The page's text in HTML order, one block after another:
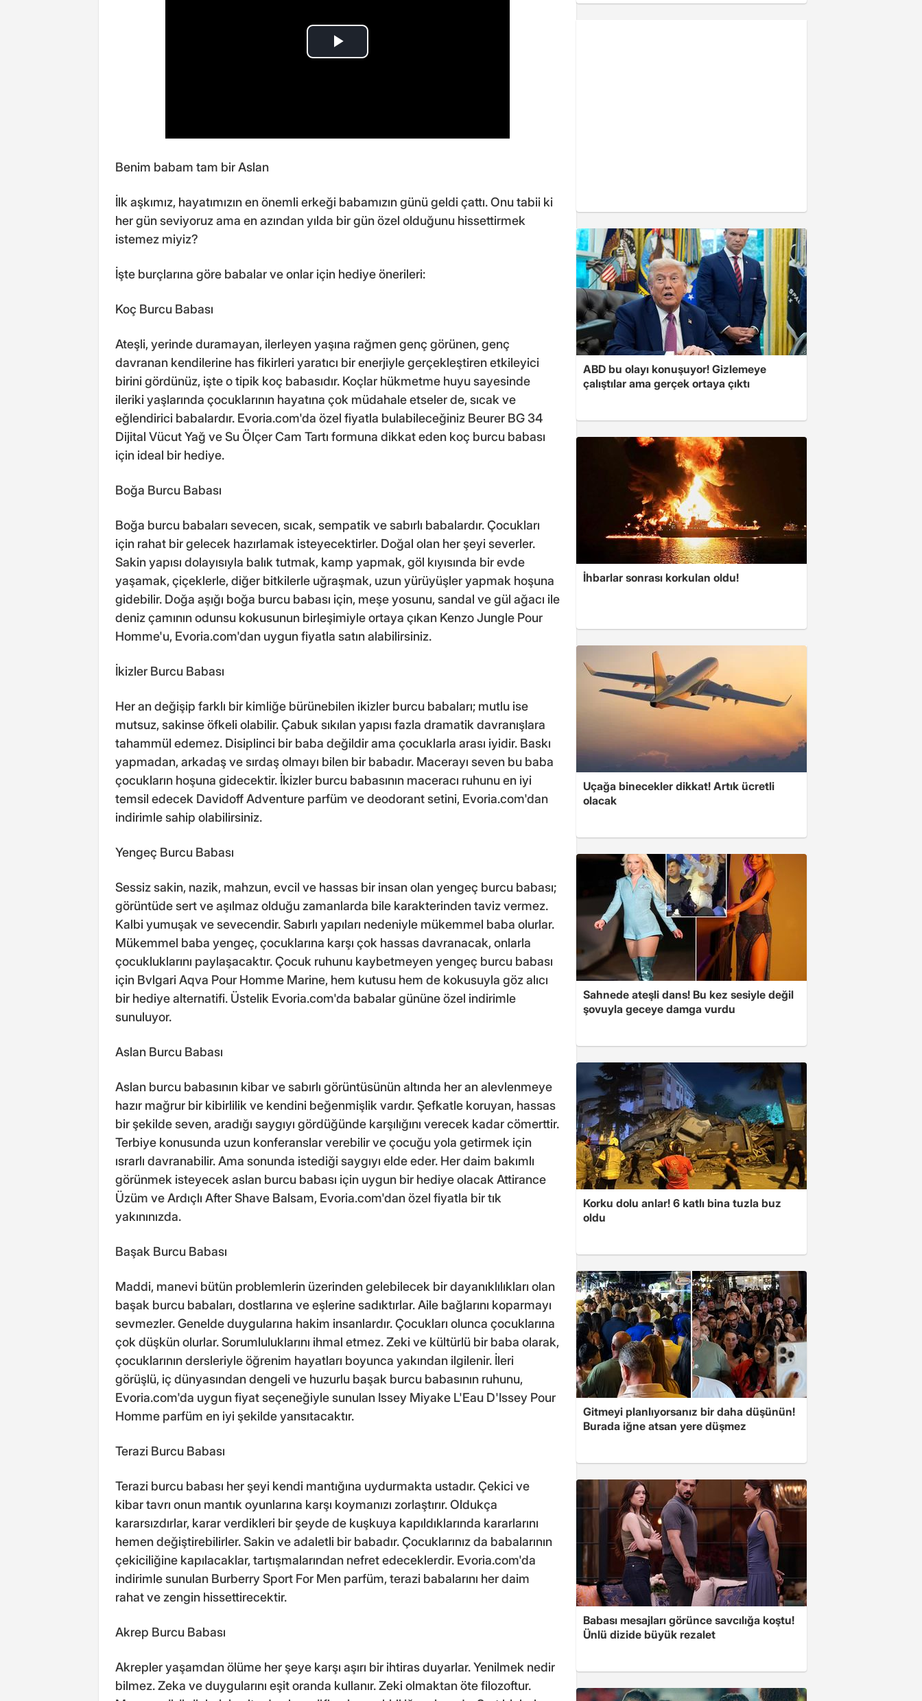
Benim babam tam bir Aslan
İlk aşkımız, hayatımızın en önemli erkeği babamızın günü geldi çattı. Onu tabii ki
her gün seviyoruz ama en azından yılda bir gün özel olduğunu hissettirmek
istemez miyiz?
İşte burçlarına göre babalar ve onlar için hediye önerileri:
Koç Burcu Babası
Ateşli, yerinde duramayan, ilerleyen yaşına rağmen genç görünen, genç
davranan kendilerine has fikirleri yaratıcı bir enerjiyle gerçekleştiren etkileyici
birini gördünüz, işte o tipik koç babasıdır. Koçlar hükmetme huyu sayesinde
ileriki yaşlarında çocuklarının hayatına çok müdahale etseler de, sıcak ve
eğlendirici babalardır. Evoria.com'da özel fiyatla bulabileceğiniz Beurer BG 34
Dijital Vücut Yağ ve Su Ölçer Cam Tartı formuna dikkat eden koç burcu babası
için ideal bir hediye.
Boğa Burcu Babası
Boğa burcu babaları sevecen, sıcak, sempatik ve sabırlı babalardır. Çocukları
için rahat bir gelecek hazırlamak isteyecektirler. Doğal olan her şeyi severler.
Sakin yapısı dolayısıyla balık tutmak, kamp yapmak, göl kıyısında bir evde
yaşamak, çiçeklerle, diğer bitkilerle uğraşmak, uzun yürüyüşler yapmak hoşuna
gidebilir. Doğa aşığı boğa burcu babası için, meşe yosunu, sandal ve gül ağacı ile
deniz çamının odunsu kokusunun birleşimiyle ortaya çıkan Kenzo Jungle Pour
Homme'u, Evoria.com'dan uygun fiyatla satın alabilirsiniz.
İkizler Burcu Babası
Her an değişip farklı bir kimliğe bürünebilen ikizler burcu babaları; mutlu ise
mutsuz, sakinse öfkeli olabilir. Çabuk sıkılan yapısı fazla dramatik davranışlara
tahammül edemez. Disiplinci bir baba değildir ama çocuklarla arası iyidir. Baskı
yapmadan, arkadaş ve sırdaş olmayı bilen bir babadır. Macerayı seven bu baba
çocukların hoşuna gidecektir. İkizler burcu babasının maceracı ruhunu en iyi
temsil edecek Davidoff Adventure parfüm ve deodorant setini, Evoria.com'dan
indirimle sahip olabilirsiniz.
Yengeç Burcu Babası
Sessiz sakin, nazik, mahzun, evcil ve hassas bir insan olan yengeç burcu babası;
görüntüde sert ve aşılmaz olduğu zamanlarda bile karakterinden taviz vermez.
Kalbi yumuşak ve sevecendir. Sabırlı yapıları nedeniyle mükemmel baba olurlar.
Mükemmel baba yengeç, çocuklarına karşı çok hassas davranacak, onlarla
çocukluklarını paylaşacaktır. Çocuk ruhunu kaybetmeyen yengeç burcu babası
için Bvlgari Aqva Pour Homme Marine, hem kutusu hem de kokusuyla göz alıcı
bir hediye alternatifi. Üstelik Evoria.com'da babalar gününe özel indirimle
sunuluyor.
Aslan Burcu Babası
Aslan burcu babasının kibar ve sabırlı görüntüsünün altında her an alevlenmeye
hazır mağrur bir kibirlilik ve kendini beğenmişlik vardır. Şefkatle koruyan, hassas
bir şekilde seven, aradığı saygıyı gördüğünde karşılığını verecek kadar cömerttir.
Terbiye konusunda uzun konferanslar verebilir ve çocuğu yola getirmek için
ısrarlı davranabilir. Ama sonunda istediği saygıyı elde eder. Her daim bakımlı
görünmek isteyecek aslan burcu babası için uygun bir hediye olacak Attirance
Üzüm ve Ardıçlı After Shave Balsam, Evoria.com'dan özel fiyatla bir tık
yakınınızda.
Başak Burcu Babası
Maddi, manevi bütün problemlerin üzerinden gelebilecek bir dayanıklılıkları olan
başak burcu babaları, dostlarına ve eşlerine sadıktırlar. Aile bağlarını koparmayı
sevmezler. Genelde duygularına hakim insanlardır. Çocukları olunca çocuklarına
çok düşkün olurlar. Sorumluluklarını ihmal etmez. Zeki ve kültürlü bir baba olarak,
çocuklarının dersleriyle öğrenim hayatları boyunca yakından ilgilenir. İleri
görüşlü, iç dünyasından dengeli ve huzurlu başak burcu babasının ruhunu,
Evoria.com'da uygun fiyat seçeneğiyle sunulan Issey Miyake L'Eau D'Issey Pour
Homme parfüm en iyi şekilde yansıtacaktır.
Terazi Burcu Babası
Terazi burcu babası her şeyi kendi mantığına uydurmakta ustadır. Çekici ve
kibar tavrı onun mantık oyunlarına karşı koymanızı zorlaştırır. Oldukça
kararsızdırlar, karar verdikleri bir şeyde de kuşkuya kapıldıklarında kararlarını
hemen değiştirebilirler. Sakin ve adaletli bir babadır. Çocuklarınız da babalarının
çekiciliğine kapılacaklar, tartışmalarından nefret edeceklerdir. Evoria.com'da
indirimle sunulan Burberry Sport For Men parfüm, terazi babalarını her daim
rahat ve zengin hissettirecektir.
Akrep Burcu Babası
Akrepler yaşamdan ölüme her şeye karşı aşırı bir ihtiras duyarlar. Yenilmek nedir
bilmez. Zeka ve duygularını eşit oranda kullanır. Zeki olmaktan öte filozoftur.
ABD bu olayı konuşuyor! Gizlemeye
çalıştılar ama gerçek ortaya çıktı
İhbarlar sonrası korkulan oldu!
Uçağa binecekler dikkat! Artık ücretli
olacak
Sahnede ateşli dans! Bu kez sesiyle değil
şovuyla geceye damga vurdu
Korku dolu anlar! 6 katlı bina tuzla buz
oldu
Gitmeyi planlıyorsanız bir daha düşünün!
Burada iğne atsan yere düşmez
Babası mesajları görünce savcılığa koştu!
Ünlü dizide büyük rezalet